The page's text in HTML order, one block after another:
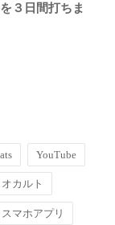
３日間打ちま
YouTube
オカルト
スマホアプリ